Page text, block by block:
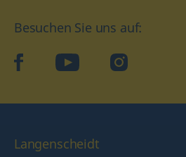
Besuchen Sie uns auf:
facebookYouTube Instagram
Langenscheidt